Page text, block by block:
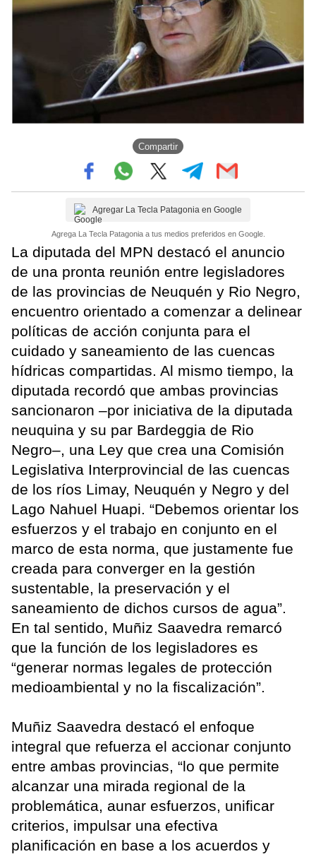
Compartir
Agregar La Tecla Patagonia en Google
Agrega La Tecla Patagonia a tus medios preferidos en Google.
La diputada del MPN destacó el anuncio
de una pronta reunión entre legisladores
de las provincias de Neuquén y Rio Negro,
encuentro orientado a comenzar a delinear
políticas de acción conjunta para el
cuidado y saneamiento de las cuencas
hídricas compartidas. Al mismo tiempo, la
diputada recordó que ambas provincias
sancionaron –por iniciativa de la diputada
neuquina y su par Bardeggia de Rio
Negro–, una Ley que crea una Comisión
Legislativa Interprovincial de las cuencas
de los ríos Limay, Neuquén y Negro y del
Lago Nahuel Huapi. “Debemos orientar los
esfuerzos y el trabajo en conjunto en el
marco de esta norma, que justamente fue
creada para converger en la gestión
sustentable, la preservación y el
saneamiento de dichos cursos de agua”.
En tal sentido, Muñiz Saavedra remarcó
que la función de los legisladores es
“generar normas legales de protección
medioambiental y no la fiscalización”.
Muñiz Saavedra destacó el enfoque
integral que refuerza el accionar conjunto
entre ambas provincias, “lo que permite
alcanzar una mirada regional de la
problemática, aunar esfuerzos, unificar
criterios, impulsar una efectiva
planificación en base a los acuerdos y